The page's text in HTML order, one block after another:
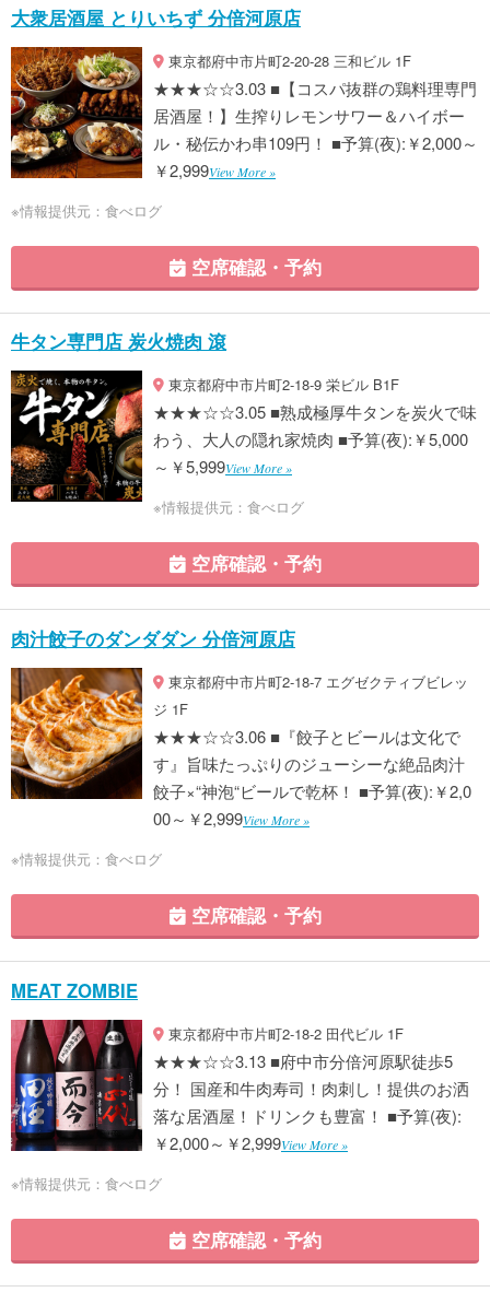
大衆居酒屋 とりいちず 分倍河原店
東京都府中市片町2-20-28 三和ビル 1F
★★★☆☆3.03 ■【コスパ抜群の鶏料理専門
居酒屋！】生搾りレモンサワー＆ハイボー
ル・秘伝かわ串109円！ ■予算(夜):￥2,000～
￥2,999View More »
※情報提供元：食べログ
空席確認・予約
牛タン専門店 炭火焼肉 滾
東京都府中市片町2-18-9 栄ビル B1F
★★★☆☆3.05 ■熟成極厚牛タンを炭火で味
わう、大人の隠れ家焼肉 ■予算(夜):￥5,000
～￥5,999View More »
※情報提供元：食べログ
空席確認・予約
肉汁餃子のダンダダン 分倍河原店
東京都府中市片町2-18-7 エグゼクティブビレッ
ジ 1F
★★★☆☆3.06 ■『餃子とビールは文化で
す』旨味たっぷりのジューシーな絶品肉汁
餃子×“神泡“ビールで乾杯！ ■予算(夜):￥2,0
00～￥2,999View More »
※情報提供元：食べログ
空席確認・予約
MEAT ZOMBIE
東京都府中市片町2-18-2 田代ビル 1F
★★★☆☆3.13 ■府中市分倍河原駅徒歩5
分！ 国産和牛肉寿司！肉刺し！提供のお洒
落な居酒屋！ドリンクも豊富！ ■予算(夜):
￥2,000～￥2,999View More »
※情報提供元：食べログ
空席確認・予約